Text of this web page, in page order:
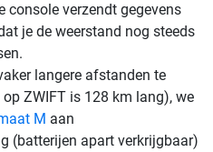
console verzendt gegevens
je de weerstand nog steeds
langere afstanden te
ZWIFT is 128 km lang), we
M aan
(batterijen apart verkrijgbaar)